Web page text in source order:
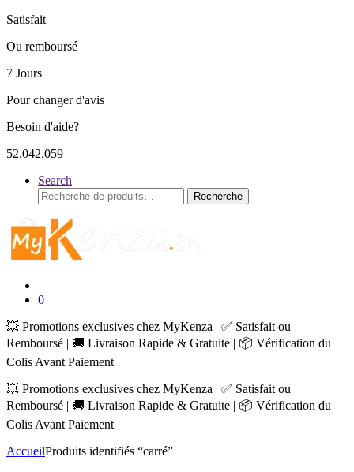
Satisfait
Ou remboursé
7 Jours
Pour changer d'avis
Besoin d'aide?
52.042.059
Search
Recherche
pour :
Recherche
0
💥 Promotions exclusives chez MyKenza | ✅ Satisfait ou
Remboursé | 🚚 Livraison Rapide & Gratuite | 📦 Vérification du
Colis Avant Paiement
💥 Promotions exclusives chez MyKenza | ✅ Satisfait ou
Remboursé | 🚚 Livraison Rapide & Gratuite | 📦 Vérification du
Colis Avant Paiement
AccueilProduits identifiés “carré”